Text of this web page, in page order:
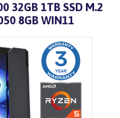
32GB 1TB SSD M.2
8GB WIN11